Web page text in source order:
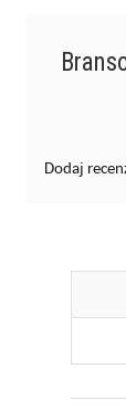
Dodaj